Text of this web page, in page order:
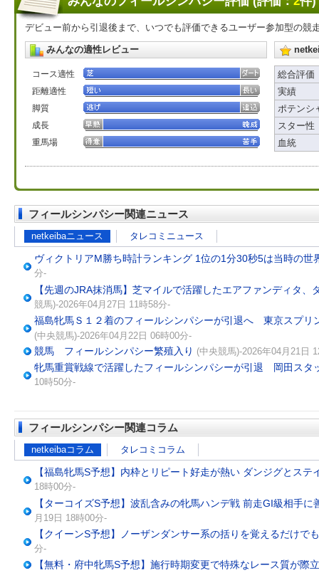
デビュー前から引退後まで、いつでも評価できるユーザー参加型の競
みんなの適性レビュー
コース適性
距離適性
脚質
成長
重馬場
総合評価
実績
ポテンシ
スター性
血統
フィールシンパシー関連ニュース
netkeibaニュース タレコミニュース
ヴィクトリアM勝ち時計ランキング 1位の1分30秒5は当時の世
分-
【先週のJRA抹消馬】芝マイルで活躍したエアファンディタ
競馬)-2026年04月27日 11時58分-
福島牝馬Ｓ１２着のフィールシンパシーが引退へ 東京スプリ
(中央競馬)-2026年04月22日 06時00分-
競馬 フィールシンパシー繁殖入り (中央競馬)-2026年04月21日
牝馬重賞戦線で活躍したフィールシンパシーが引退 岡田スタ
10時50分-
フィールシンパシー関連コラム
netkeibaコラム タレコミコラム
【福島牝馬S予想】内枠とリピート好走が熱い ダンジグとステ
18時00分-
【ターコイズS予想】波乱含みの牝馬ハンデ戦 前走GI級相手
月19日 18時00分-
【クイーンS予想】ノーザンダンサー系の括りを覚えるだけで
分-
【無料・府中牝馬S予想】施行時期変更で特殊なレース質が際